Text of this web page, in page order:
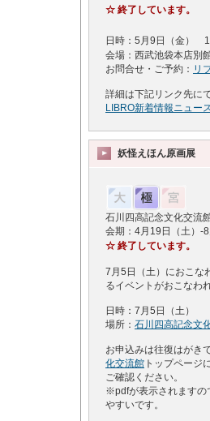
☆ 終了しています。
日時：5月9日（金）
会場：西武池袋本店別
お問合せ・ご予約： リ
詳細は下記リンク先に
LIBRO新着情報ニュー
妖怪えほん原画展
石川四高記念文化交流
会期：4月19日（土）-
☆ 終了しています。
7月5日（土）におこな
るイベントがおこなわ
日時：7月5日（土）
場所： 石川四高記念文
お申込みは往復はがき
化交流館 トップページ
ご確認ください。
※pdfが表示されますの
やすいです。